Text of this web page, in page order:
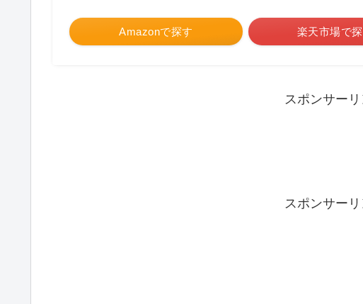
Amazonで探す 楽天市場で
スポンサーリ
スポンサーリ